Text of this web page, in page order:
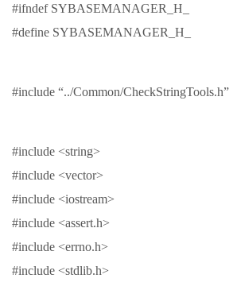
#ifndef SYBASEMANAGER_H_
#define SYBASEMANAGER_H_
#include “../Common/CheckStringTools.h”
#include <string>
#include <vector>
#include <iostream>
#include <assert.h>
#include <errno.h>
#include <stdlib.h>